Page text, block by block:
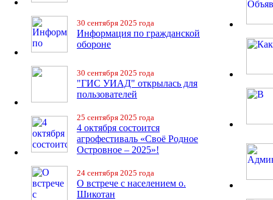
30 сентября 2025 года
Информация по гражданской
обороне
30 сентября 2025 года
"ГИС УИАД" открылась для
пользователей
25 сентября 2025 года
4 октября состоится
агрофестиваль «Своё Родное
Островное – 2025»!
24 сентября 2025 года
О встрече с населением о.
Шикотан